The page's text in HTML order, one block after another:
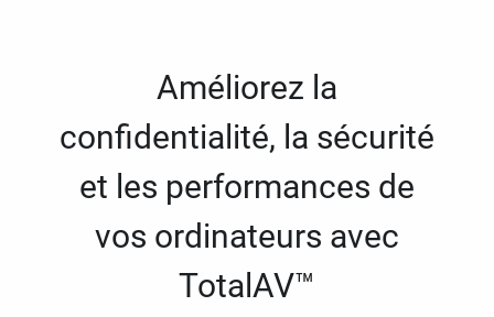
Améliorez la
confidentialité, la sécurité
et les performances de
vos ordinateurs avec
TotalAV™